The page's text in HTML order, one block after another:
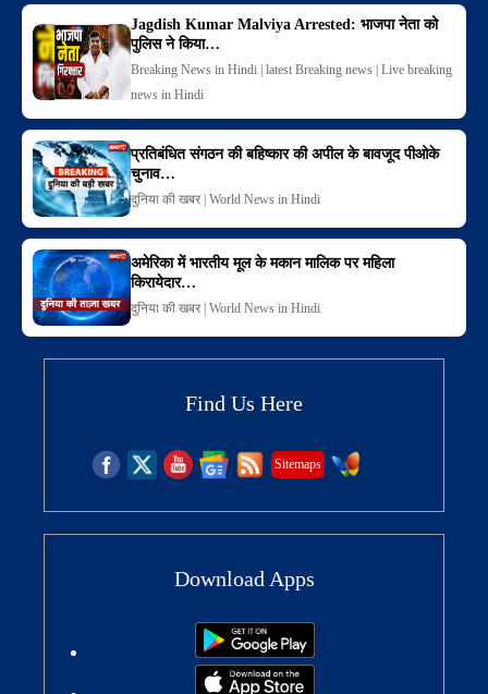
Jagdish Kumar Malviya Arrested: भाजपा नेता को
पुलिस ने किया…
Breaking News in Hindi | latest Breaking news | Live breaking
news in Hindi
प्रतिबंधित संगठन की बहिष्कार की अपील के बावजूद पीओके
चुनाव…
दुनिया की खबर | World News in Hindi
अमेरिका में भारतीय मूल के मकान मालिक पर महिला
किरायेदार…
दुनिया की खबर | World News in Hindi
Find Us Here
Sitemaps
Download Apps